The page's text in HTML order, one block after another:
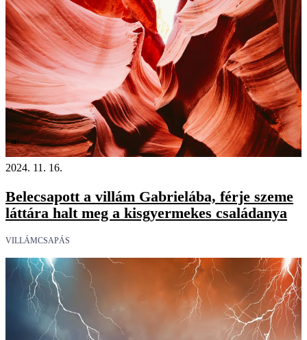
18+
2024. 11. 16.
Belecsapott a villám Gabrielába, férje szeme
láttára halt meg a kisgyermekes családanya
VILLÁMCSAPÁS